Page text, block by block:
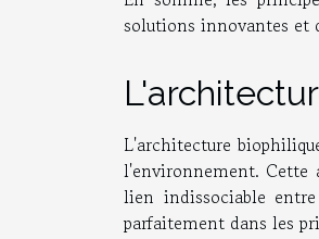
solutions innovantes et
L'architecture
l'environnement. Cette
lien indissociable
parfaitement dans les